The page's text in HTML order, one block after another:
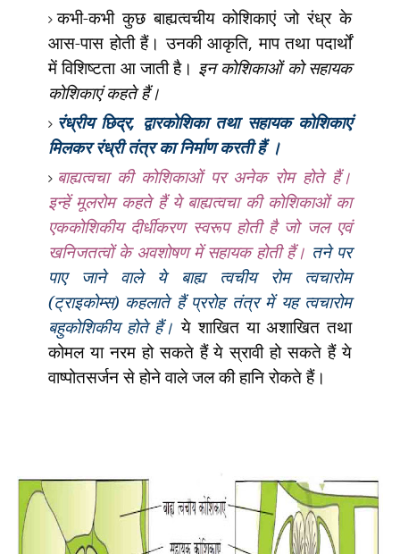
कभी-कभी कुछ बाह्यत्वचीय कोशिकाएं जो रंध्र के
आस-पास होती हैं। उनकी आकृति,माप तथा पदार्थों
में विशिष्टता आ जाती है। इन कोशिकाओं को सहायक
कोशिकाएं कहते हैं।
रंध्रीय छिद्र, द्वारकोशिका तथा सहायक कोशिकाएं
मिलकर रंध्री तंत्र का निर्माण करती हैं ।
बाह्यत्वचा की कोशिकाओं पर अनेक रोम होते हैं।
इन्हें मूलरोम कहते हैं ये बाह्यत्वचा की कोशिकाओं का
एककोशिकीय दीर्धीकरण स्वरूप होती है जो जल एवं
खनिजतत्वों के अवशोषण में सहायक होती हैं। तने पर
पाए जाने वाले ये बाह्य त्वचीय रोम त्वचारोम
(ट्राइकोम्स) कहलाते हैं प्ररोह तंत्र में यह त्वचारोम
बहुकोशिकीय होते हैं।ये शाखित या अशाखित तथा
कोमल या नरम हो सकते हैं ये स्रावी हो सकते हैं ये
वाष्पोतसर्जन से होने वाले जल की हानि रोकते हैं।